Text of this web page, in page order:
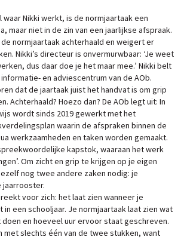
Nikki werkt, is de normjaartaak een
maar niet in de zin van een jaarlijkse afspraak.
normjaartaak achterhaald en weigert er
Nikki’s directeur is onvermurwbaar: ‘Je weet
dus daar doe je het maar mee.’ Nikki belt
en adviescentrum van de AOb.
dat de jaartaak juist het handvat is om grip
Achterhaald? Hoezo dan? De AOb legt uit: In
wordt sinds 2019 gewerkt met het
waarin de afspraken binnen de
werkzaamheden en taken worden gemaakt.
kapstok, waaraan het werk
Om zicht en grip te krijgen op je eigen
nog twee andere zaken nodig: je
jaarrooster.
voor zich: het laat zien wanneer je
een schooljaar. Je normjaartaak laat zien wat
doen en hoeveel uur ervoor staat geschreven.
met slechts één van de twee stukken, want